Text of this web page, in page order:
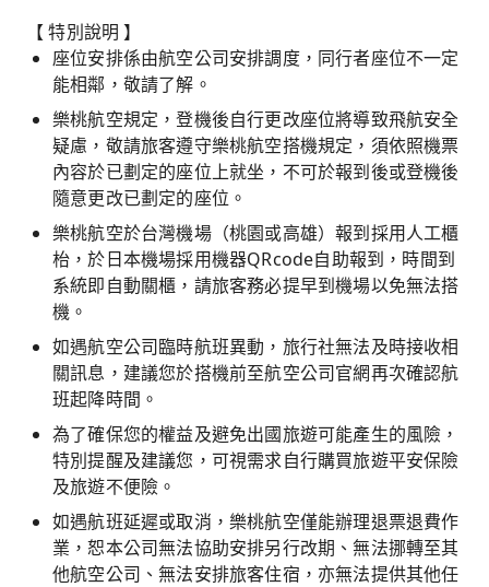
【 特別說明 】
座位安排係由航空公司安排調度，同行者座位不一定
能相鄰，敬請了解。
樂桃航空規定，登機後自行更改座位將導致飛航安全
疑慮，敬請旅客遵守樂桃航空搭機規定，須依照機票
內容於已劃定的座位上就坐，不可於報到後或登機後
隨意更改已劃定的座位。
樂桃航空於台灣機場（桃園或高雄）報到採用人工櫃
枱，於日本機場採用機器QRcode自助報到，時間到
系統即自動關櫃，請旅客務必提早到機場以免無法搭
機。
如遇航空公司臨時航班異動，旅行社無法及時接收相
關訊息，建議您於搭機前至航空公司官網再次確認航
班起降時間。
為了確保您的權益及避免出國旅遊可能產生的風險，
特別提醒及建議您，可視需求自行購買旅遊平安保險
及旅遊不便險。
如遇航班延遲或取消，樂桃航空僅能辦理退票退費作
業，恕本公司無法協助安排另行改期、無法挪轉至其
他航空公司、無法安排旅客住宿，亦無法提供其他任